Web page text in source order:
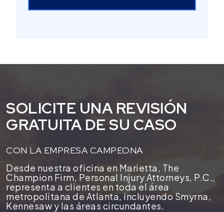
SOLICITE UNA REVISIÓN
GRATUITA DE SU CASO
CON LA EMPRESA CAMPEONA
Desde nuestra oficina en Marietta, The
Champion Firm, Personal Injury Attorneys, P.C.,
representa a clientes en toda el área
metropolitana de Atlanta, incluyendo Smyrna,
Kennesaw y las áreas circundantes.